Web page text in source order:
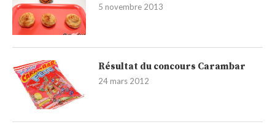
5 novembre 2013
Résultat du concours Carambar
24 mars 2012